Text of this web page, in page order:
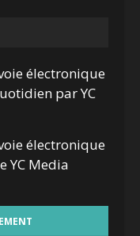
électronique
par YC
électronique
YC Media